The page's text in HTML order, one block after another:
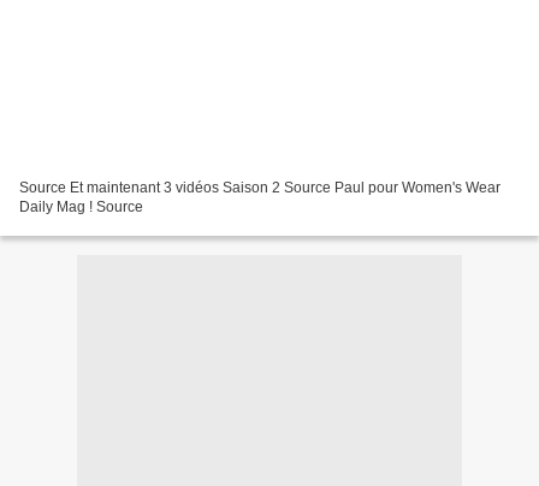
Source Et maintenant 3 vidéos Saison 2 Source Paul pour Women's Wear
Daily Mag ! Source